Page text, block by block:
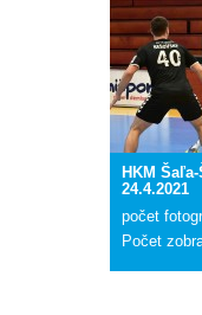
HKM
24.4.2021
počet
Počet